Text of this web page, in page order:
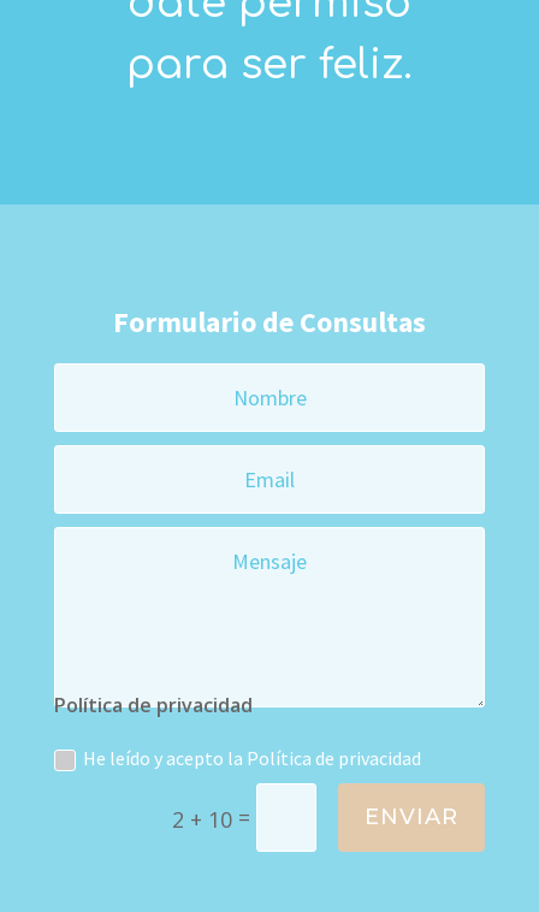
para ser feliz.
Formulario de Consultas
Política de privacidad
He leído y acepto la Política de privacidad
2 + 10 = ENVIAR